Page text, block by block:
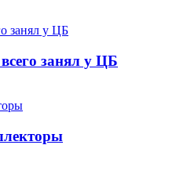
занял у ЦБ